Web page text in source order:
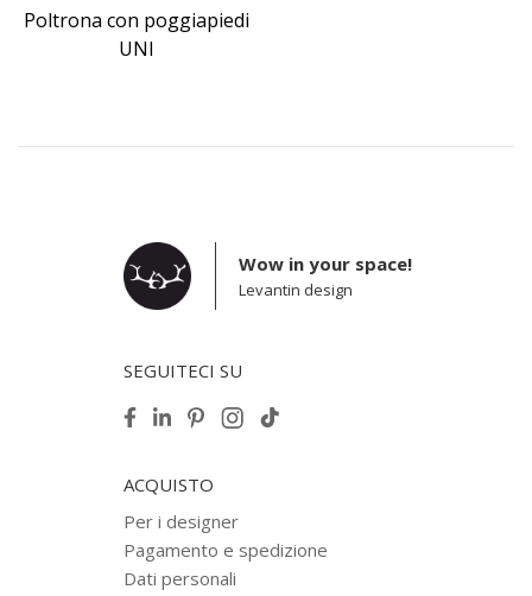
Poltrona con poggiapiedi
UNI
Wow in your space!
Levantin design
SEGUITECI SU
ACQUISTO
Per i designer
Pagamento e spedizione
Dati personali